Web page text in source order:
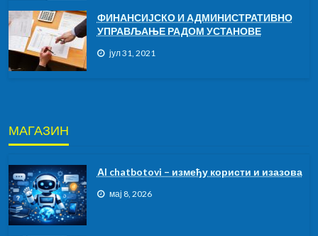
ФИНАНСИЈСКО И АДМИНИСТРАТИВНО
УПРАВЉАЊЕ РАДОМ УСТАНОВЕ
јул 31, 2021
МАГАЗИН
АI chatbotovi – између користи и изазова
мај 8, 2026